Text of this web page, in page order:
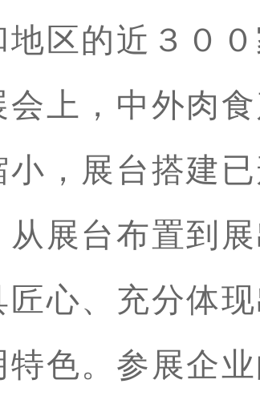
地区的近３０
上，中外肉
，展台搭建
展台布置到
心、充分体
色。参展企